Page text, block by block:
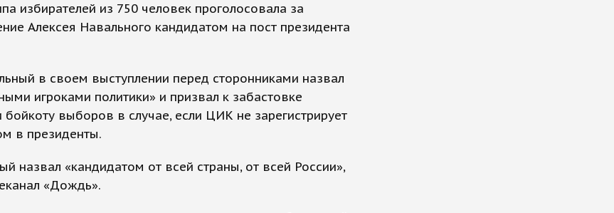
избирателей из 750 человек проголосовала за
Алексея Навального кандидатом на пост президента
в своем выступлении перед сторонниками назвал
игроками политики» и призвал к забастовке
бойкоту выборов в случае, если ЦИК не зарегистрирует
в президенты.
назвал «кандидатом от всей страны, от всей России»,
«Дождь».